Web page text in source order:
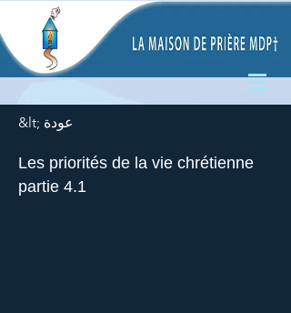
&lt; عودة
Les priorités de la vie chrétienne
partie 4.1